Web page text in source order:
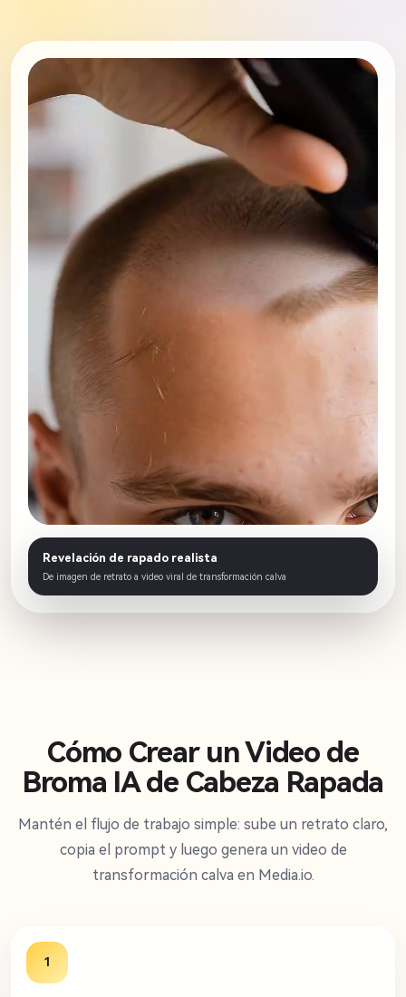
Revelación de rapado realista
De imagen de retrato a video viral de transformación calva
Cómo Crear un Video de
Broma IA de Cabeza Rapada
Mantén el flujo de trabajo simple: sube un retrato claro,
copia el prompt y luego genera un video de
transformación calva en Media.io.
1